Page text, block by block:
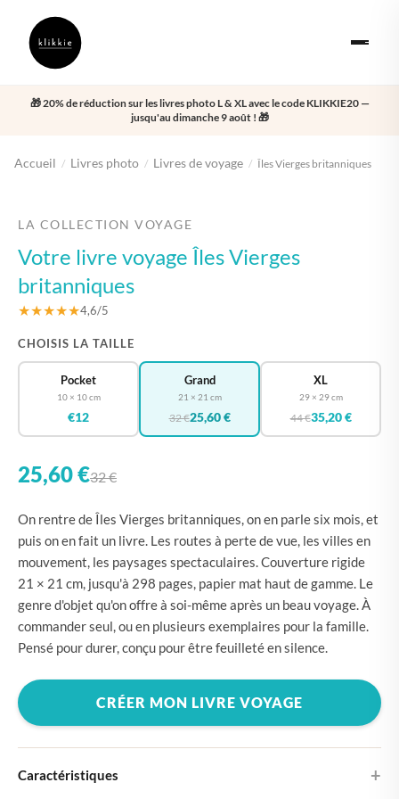
🎁 20% de réduction sur les livres photo L & XL avec le code KLIKKIE20 —
jusqu'au dimanche 9 août ! 🎁
Accueil / Livres photo / Livres de voyage / Îles Vierges britanniques
LA COLLECTION VOYAGE
Votre livre voyage Îles Vierges
britanniques
★★★★★4,6/5
CHOISIS LA TAILLE
Pocket
10 × 10 cm
€12
Grand
21 × 21 cm
32 €25,60 €
XL
29 × 29 cm
44 €35,20 €
25,60 €32 €
On rentre de Îles Vierges britanniques, on en parle six mois, et
puis on en fait un livre. Les routes à perte de vue, les villes en
mouvement, les paysages spectaculaires. Couverture rigide
21 × 21 cm, jusqu'à 298 pages, papier mat haut de gamme. Le
genre d'objet qu'on offre à soi-même après un beau voyage. À
commander seul, ou en plusieurs exemplaires pour la famille.
Pensé pour durer, conçu pour être feuilleté en silence.
CRÉER MON LIVRE VOYAGE
Caractéristiques